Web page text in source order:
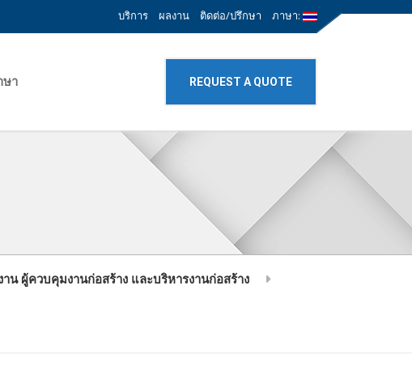
บริการ ผลงาน ติดต่อ/ปรึกษา ภาษา:
า REQUEST A QUOTE
น ผู้ควบคุมงานก่อสร้าง และบริหารงานก่อสร้าง